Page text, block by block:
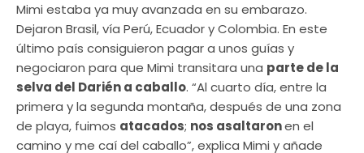
Mimi estaba ya muy avanzada en su embarazo.
Dejaron Brasil, vía Perú, Ecuador y Colombia. En este
último país consiguieron pagar a unos guías y
negociaron para que Mimi transitara una parte de la
selva del Darién a caballo. “Al cuarto día, entre la
primera y la segunda montaña, después de una zona
de playa, fuimos atacados; nos asaltaronen el
camino y me caí del caballo”, explica Mimi y añade